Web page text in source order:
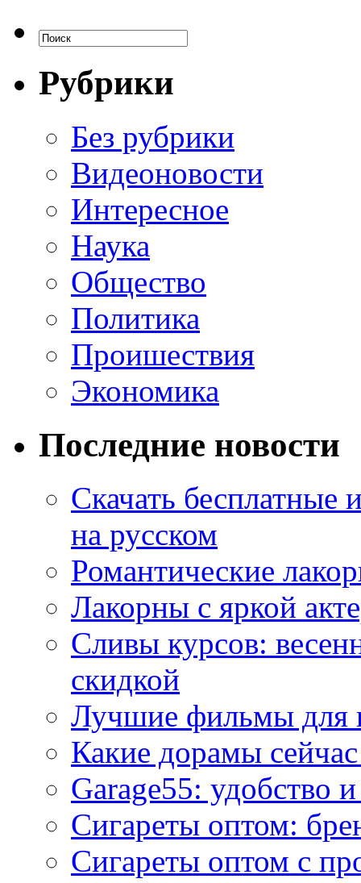
Рубрики
Без рубрики
Видеоновости
Интересное
Наука
Общество
Политика
Проишествия
Экономика
Последние новости
Скачать
на русском
Романтические
Лакорны с яркой
Сливы курсов:
скидкой
Лучшие фильмы для
Какие дорамы
Garage55: удобство
Сигареты оптом:
Сигареты оптом с